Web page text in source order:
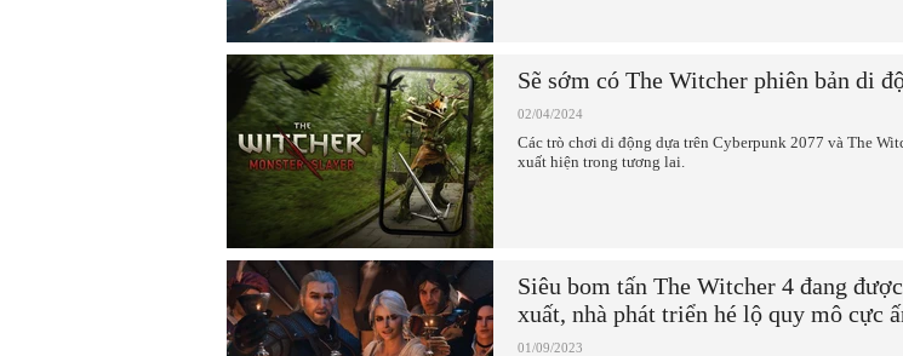
Sẽ sớm có The Witcher phiên bản di
02/04/2024
Các trò chơi di động dựa trên Cyberpunk 2077 và The
xuất hiện trong tương lai.
Siêu bom tấn The Witcher 4 đang
xuất, nhà phát triển hé lộ quy mô cực
01/09/2023